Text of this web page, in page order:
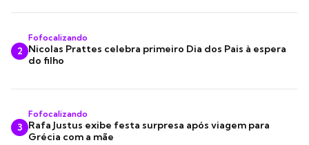
2
Fofocalizando
Nicolas Prattes celebra primeiro Dia dos Pais à espera
do filho
3
Fofocalizando
Rafa Justus exibe festa surpresa após viagem para
Grécia com a mãe